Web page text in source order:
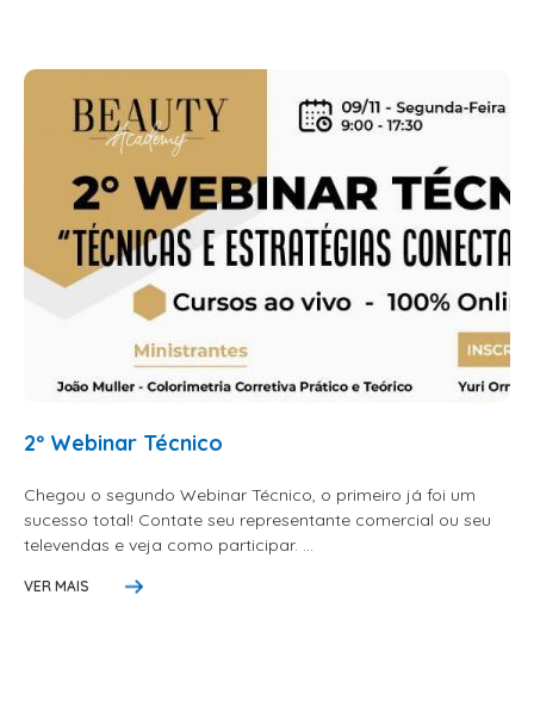
FINALIZADORES
FIXADORES
HIDRATACAO
LEAVE IN - DEFRIZANTES
LUVAS + MASCARAS
PERMANENTE E NEUTRALIZANTE
PO DESCOLORANTE
SHAMPOO
2º Webinar Técnico
Chegou o segundo Webinar Técnico, o primeiro já foi um
sucesso total! Contate seu representante comercial ou seu
televendas e veja como participar. ...
VER MAIS